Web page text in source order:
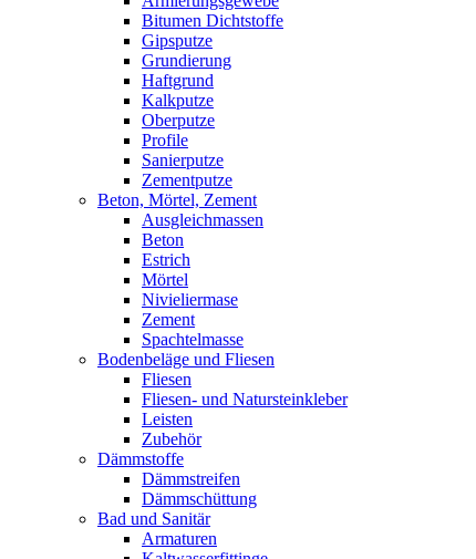
Bitumen Dichtstoffe
Gipsputze
Grundierung
Haftgrund
Kalkputze
Oberputze
Profile
Sanierputze
Zementputze
Beton, Mörtel, Zement
Ausgleichmassen
Beton
Estrich
Mörtel
Nivieliermase
Zement
Spachtelmasse
Bodenbeläge und Fliesen
Fliesen
Fliesen- und Natursteinkleber
Leisten
Zubehör
Dämmstoffe
Dämmstreifen
Dämmschüttung
Bad und Sanitär
Armaturen